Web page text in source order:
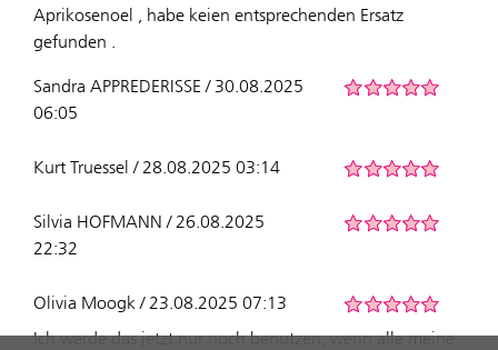
Aprikosenoel , habe keien entsprechenden Ersatz
gefunden .
Sandra APPREDERISSE / 30.08.2025
06:05
Kurt Truessel / 28.08.2025 03:14
Silvia HOFMANN / 26.08.2025
22:32
Olivia Moogk / 23.08.2025 07:13
Ich werde das jetzt nur noch benutzen, wenn alle meine